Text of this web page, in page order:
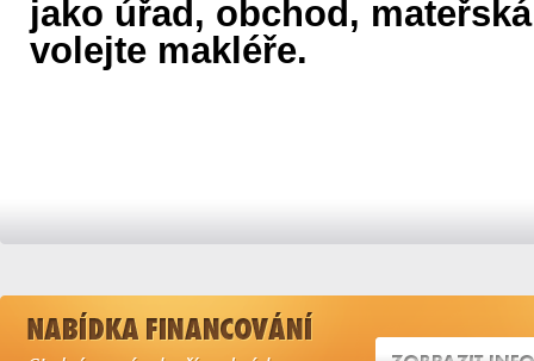
jako úřad, obchod,
volejte makléře.